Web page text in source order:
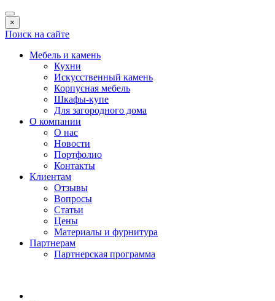
×
Поиск на сайте
Мебель и камень
Кухни
Искусственный камень
Корпусная мебель
Шкафы-купе
Для загородного дома
О компании
О нас
Новости
Портфолио
Контакты
Клиентам
Отзывы
Вопросы
Статьи
Цены
Материалы и фурнитура
Партнерам
Партнерская программа